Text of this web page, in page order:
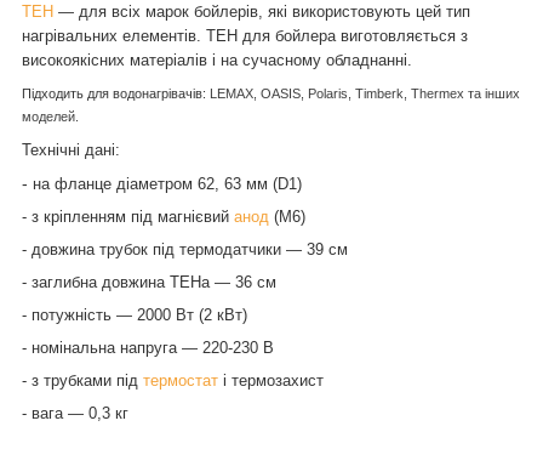
ТЕН ― для всіх марок бойлерів, які використовують цей тип
нагрівальних елементів. ТЕН для бойлера виготовляється з
високоякісних матеріалів і на сучасному обладнанні.
Підходить для водонагрівачів: LEMAX, OASIS, Polaris, Timberk, Thermex та інших
моделей.
Технічні дані:
- на фланце діаметром 62, 63 мм (D1)
- з кріпленням під магнієвий анод (М6)
- довжина трубок під термодатчики — 39 см
- заглибна довжина ТЕНа ― 36 см
- потужність — 2000 Вт (2 кВт)
- номінальна напруга — 220-230 В
- з трубками під термостат і термозахист
- вага — 0, 3 кг